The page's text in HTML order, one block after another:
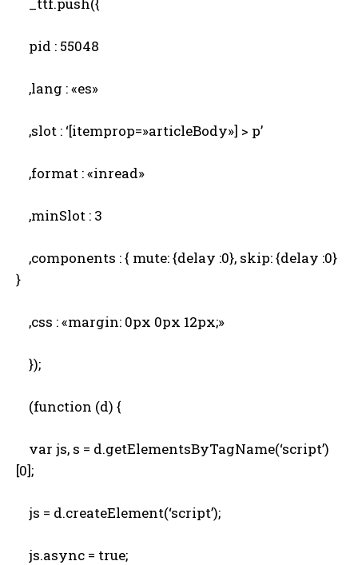
pid : 55048
,lang : «es»
,slot : ‘[itemprop=»articleBody»] > p’
,format : «inread»
,minSlot : 3
,components : { mute: {delay :0}, skip: {delay :0}
}
,css : «margin: 0px 0px 12px;»
});
(function (d) {
var js, s = d.getElementsByTagName(‘script’)
[0];
js = d.createElement(‘script’);
js.async = true;